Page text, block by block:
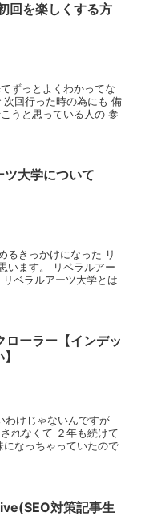
回を楽しくする方
ずっとよくわかってな
回行った時の為にも 備
うと思っている人の 参
ツ大学について
るきっかけになった リ
います。 リベラルアー
ベラルアーツ大学とは
ーラー【インデッ
わけじゃないんですが
れなくて ２年も続けて
なっちゃっていたので
対策記事生